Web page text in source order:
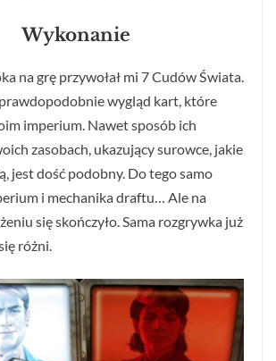
Wykonanie
na grę przywołał mi 7 Cudów Świata.
wygląd kart, które
imperium. Nawet sposób ich
zasobach, ukazujący surowce, jakie
jest dość podobny. Do tego samo
i mechanika draftu… Ale na
się skończyło. Sama rozgrywka już
różni.